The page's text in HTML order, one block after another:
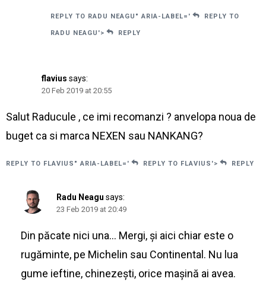
REPLY TO RADU NEAGU" ARIA-LABEL=' REPLY TO
RADU NEAGU'> REPLY
flavius says:
20 Feb 2019 at 20:55
Salut Raducule , ce imi recomanzi ? anvelopa noua de
buget ca si marca NEXEN sau NANKANG?
REPLY TO FLAVIUS" ARIA-LABEL=' REPLY TO FLAVIUS'> REPLY
Radu Neagu says:
23 Feb 2019 at 20:49
Din păcate nici una… Mergi, și aici chiar este o
rugăminte, pe Michelin sau Continental. Nu lua
gume ieftine, chinezești, orice mașină ai avea.